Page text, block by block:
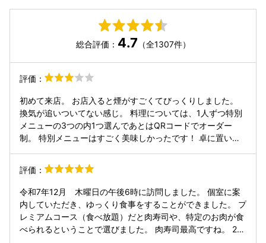
総合評価： 4.7 （全1307件）
評価：
初めて来店。 お店入ると煙がすごくてびっくりしました。
換気が追いついてない感じ。 料理については、1人ずつ特別
メニューの3つの内1つ選んであとはQRコードでオーダー
制。 特別メニューはすごく美味しかったです！ 卓に置いて
味変もできていいかなっと思います！ 塩たんを最初に頼んだ
のですが、一緒に頼んだレモンがあとから来ると思って焼い
ていたのですがなかなか来ずで、塩も卓にないため困りまし
た。 レモンは別注文より塩たんの際に一緒にいるかにしても
らえると助かります。 ドリンク飲み放題は大ジョッキの提供
なので 何回も注文しなくていいので嬉しい！ 塩たんが少し
分厚目なものもあり、とてもよかったです！ ビビンバやスー
評価：
令和7年12月 木曜日の午後6時に訪問しました。 個室に案
内していただき、ゆっくり食事をすることができました。 プ
レミアムコース（食べ放題）だと肉寿司や、特定のお肉が食
べられるということで選びました。 肉寿司最高ですね。 2回